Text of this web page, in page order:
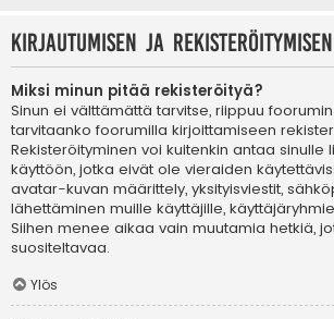
Kirjautumisen ja
Miksi minun pitää rekisteröityä?
Sinun ei välttämättä tarvitse, riippuu
tarvitaanko foorumilla kirjoittamiseen
Rekisteröityminen voi kuitenkin antaa sinulle
käyttöön, jotka eivät ole vieraiden
avatar-kuvan määrittely, yksityisviestit,
lähettäminen muille käyttäjille,
Siihen menee aikaa vain muutamia hetkiä,
suositeltavaa.
Ylös